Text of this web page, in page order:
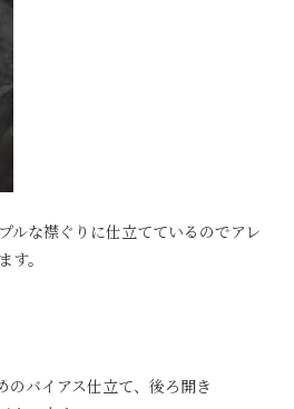
ルな襟ぐりに仕立てているのでアレ
す。
のバイアス仕立て、後ろ開き